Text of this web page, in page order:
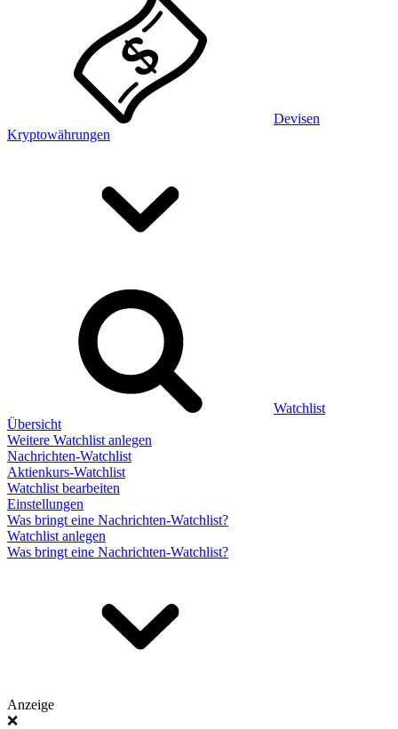
Devisen
Kryptowährungen
Watchlist
Übersicht
Weitere Watchlist anlegen
Nachrichten-Watchlist
Aktienkurs-Watchlist
Watchlist bearbeiten
Einstellungen
Was bringt eine Nachrichten-Watchlist?
Watchlist anlegen
Was bringt eine Nachrichten-Watchlist?
Anzeige
❌